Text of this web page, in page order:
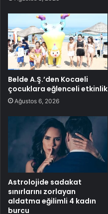
Belde A.Ş.’den Kocaeli
çocuklara eğlenceli etkinlik
Ağustos 6, 2026
Astrolojide sadakat
sınırlarını zorlayan
aldatma eğilimli 4 kadın
burcu